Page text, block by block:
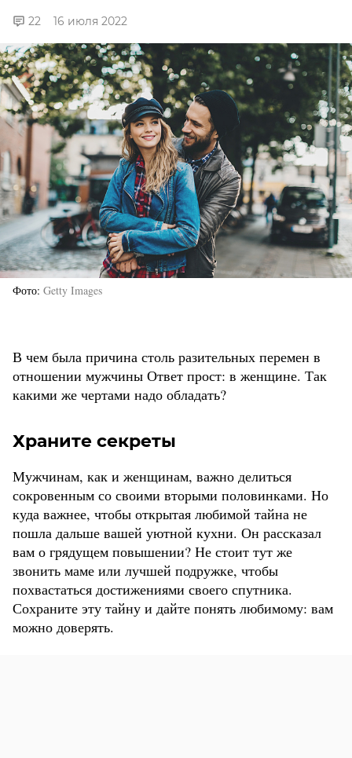
22 16 июля 2022
Фото Getty Images
В чем была причина столь разительных перемен в
отношении мужчины Ответ прост: в женщине. Так
какими же чертами надо обладать?
Храните секреты
Мужчинам, как и женщинам, важно делиться
сокровенным со своими вторыми половинками. Но
куда важнее, чтобы открытая любимой тайна не
пошла дальше вашей уютной кухни. Он рассказал
вам о грядущем повышении? Не стоит тут же
звонить маме или лучшей подружке, чтобы
похвастаться достижениями своего спутника.
Сохраните эту тайну и дайте понять любимому: вам
можно доверять.